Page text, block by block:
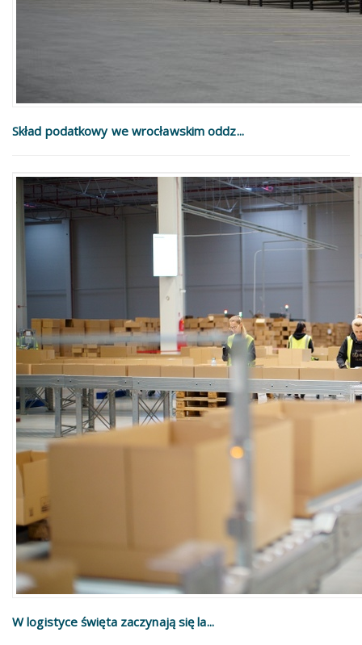
Skład podatkowy we wrocławskim oddz...
W logistyce święta zaczynają się la...